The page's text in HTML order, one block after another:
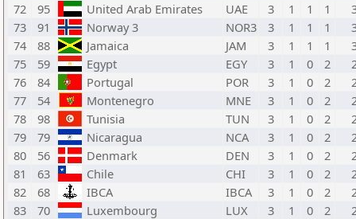
72
95 United Arab Emirates UAE 3 1 1 1
73
91 Norway 3 NOR3 3 1 1 1
74
88 Jamaica JAM 3 1 1 1
75
59 Egypt EGY 3 1 0 2
76
84 Portugal POR 3 1 0 2
77
54 Montenegro MNE 3 1 0 2
78
98 Tunisia TUN 3 1 0 2
79
79 Nicaragua NCA 3 1 0 2
80
56 Denmark DEN 3 1 0 2
81
63 Chile CHI 3 1 0 2
82
68 IBCA IBCA 3 1 0 2
83
70 Luxembourg LUX 3 1 0 2